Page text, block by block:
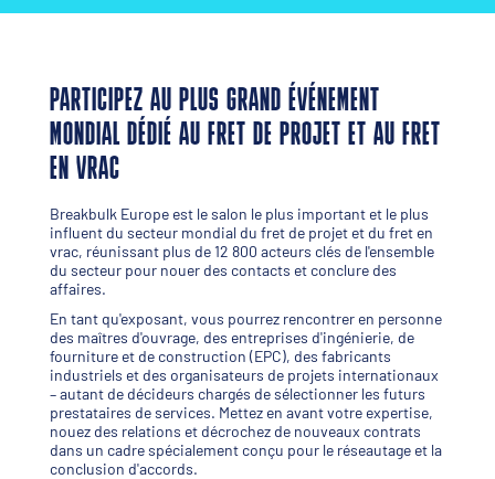
PARTICIPEZ AU PLUS GRAND ÉVÉNEMENT
MONDIAL DÉDIÉ AU FRET DE PROJET ET AU FRET
EN VRAC
Breakbulk Europe est le salon le plus important et le plus
influent du secteur mondial du fret de projet et du fret en
vrac, réunissant plus de 12 800 acteurs clés de l'ensemble
du secteur pour nouer des contacts et conclure des
affaires.
En tant qu'exposant, vous pourrez rencontrer en personne
des maîtres d'ouvrage, des entreprises d'ingénierie, de
fourniture et de construction (EPC), des fabricants
industriels et des organisateurs de projets internationaux
– autant de décideurs chargés de sélectionner les futurs
prestataires de services. Mettez en avant votre expertise,
nouez des relations et décrochez de nouveaux contrats
dans un cadre spécialement conçu pour le réseautage et la
conclusion d'accords.